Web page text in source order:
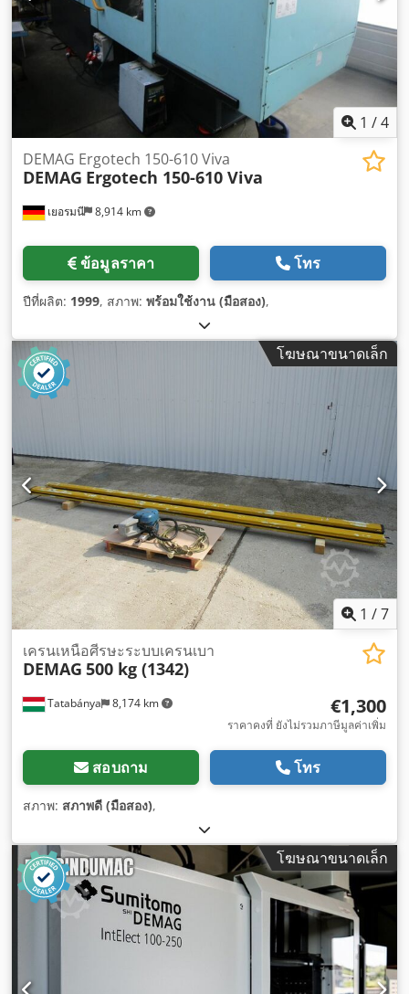
1 /4
เยอรมนี 8,914 km
DEMAG Ergotech 150-610 Viva
DEMAG Ergotech 150-610 Viva
ข้อมูลราคา โทร
ปีที่ผลิต: 1999, สภาพ: พร้อมใช้งาน (มือสอง),
โฆษณาขนาดเล็ก
1 /7
Tatabánya 8,174 km
เครนเหนือศีรษะระบบเครนเบา
DEMAG 500 kg (1342)
€1,300
ราคาคงที่ ยังไม่รวมภาษีมูลค่าเพิ่ม
สอบถาม โทร
สภาพ: สภาพดี (มือสอง),
โฆษณาขนาดเล็ก